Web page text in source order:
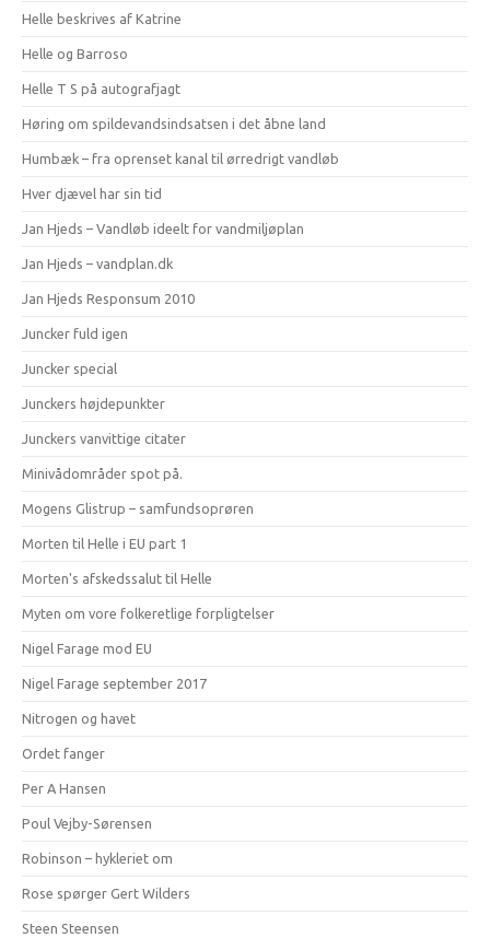
Helle beskrives af Katrine
Helle og Barroso
Helle T S på autografjagt
Høring om spildevandsindsatsen i det åbne land
Humbæk – fra oprenset kanal til ørredrigt vandløb
Hver djævel har sin tid
Jan Hjeds – Vandløb ideelt for vandmiljøplan
Jan Hjeds – vandplan.dk
Jan Hjeds Responsum 2010
Juncker fuld igen
Juncker special
Junckers højdepunkter
Junckers vanvittige citater
Minivådområder spot på.
Mogens Glistrup – samfundsoprøren
Morten til Helle i EU part 1
Morten's afskedssalut til Helle
Myten om vore folkeretlige forpligtelser
Nigel Farage mod EU
Nigel Farage september 2017
Nitrogen og havet
Ordet fanger
Per A Hansen
Poul Vejby-Sørensen
Robinson – hykleriet om
Rose spørger Gert Wilders
Steen Steensen